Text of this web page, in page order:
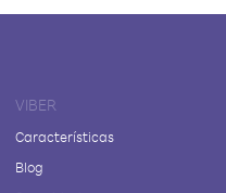
VIBER
Características
Blog